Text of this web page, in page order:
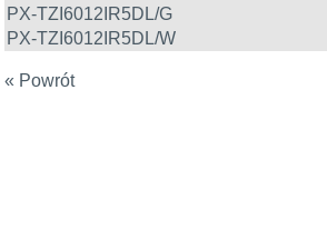
PX-TZI6012IR5DL/G
PX-TZI6012IR5DL/W
« Powrót